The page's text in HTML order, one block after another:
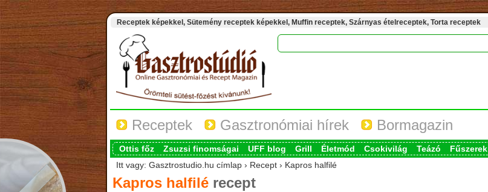
Receptek képekkel, Sütemény receptek képekkel, Muffin receptek, Szárnyas ételreceptek, Torta receptek
Receptek Gasztronómiai hírek Bormagazin
Ottis főz Zsuzsi finomságai UFF blog Grill Életmód Csokivilág Teázó Fűszerek
Itt vagy: Gasztrostudio.hu címlap › Recept › Kapros halfilé
Kapros halfilérecept